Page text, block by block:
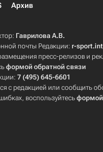
Архив
Гаврилова А.В.
почты Редакции: r-
пресс-релизов и
формой обратной связи
7 (495) 645-6601
с редакцией или сообщить
воспользуйтесьформой